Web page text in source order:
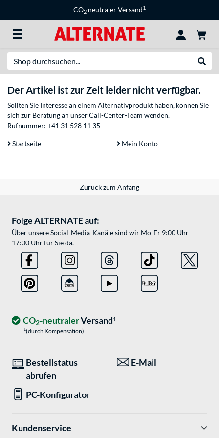
CO2 neutraler Versand1
Der Artikel ist zur Zeit leider nicht verfügbar.
Sollten Sie Interesse an einem Alternativprodukt haben, können Sie
sich zur Beratung an unser Call-Center-Team wenden.
Rufnummer: +41 31 528 11 35
Startseite Mein Konto
Zurück zum Anfang
Folge ALTERNATE auf:
Über unsere Social-Media-Kanäle sind wir Mo-Fr 9:00 Uhr -
17:00 Uhr für Sie da.
CO2-neutralerVersand1
1(durch Kompensation)
Bestellstatus
abrufen
E-Mail
PC-Konfigurator
Kundenservice